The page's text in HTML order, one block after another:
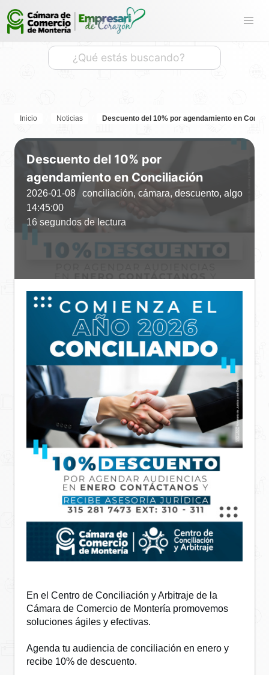
Inicio Noticias Descuento del 10% por agendamiento en
Descuento del 10% por
agendamiento en Conciliación
2026-01-08
14:45:00
conciliación, cámara, descuento, algo
16 segundos de lectura
En el Centro de Conciliación y Arbitraje de la
Cámara de Comercio de Montería promovemos
soluciones ágiles y efectivas.
Agenda tu audiencia de conciliación en enero y
recibe 10% de descuento.